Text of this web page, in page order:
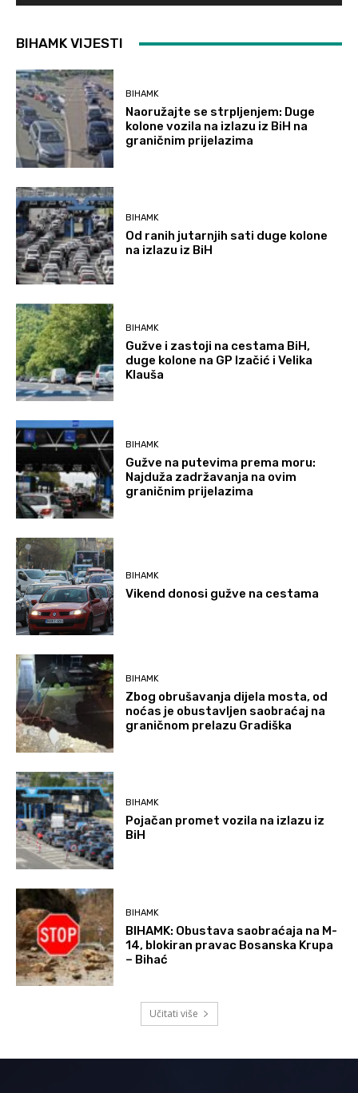
BIHAMK VIJESTI
BIHAMK
Naoružajte se strpljenjem: Duge
kolone vozila na izlazu iz BiH na
graničnim prijelazima
BIHAMK
Od ranih jutarnjih sati duge kolone
na izlazu iz BiH
BIHAMK
Gužve i zastoji na cestama BiH,
duge kolone na GP Izačić i Velika
Klauša
BIHAMK
Gužve na putevima prema moru:
Najduža zadržavanja na ovim
graničnim prijelazima
BIHAMK
Vikend donosi gužve na cestama
BIHAMK
Zbog obrušavanja dijela mosta, od
noćas je obustavljen saobraćaj na
graničnom prelazu Gradiška
BIHAMK
Pojačan promet vozila na izlazu iz
BiH
BIHAMK
BIHAMK: Obustava saobraćaja na M-
14, blokiran pravac Bosanska Krupa
– Bihać
Učitati više